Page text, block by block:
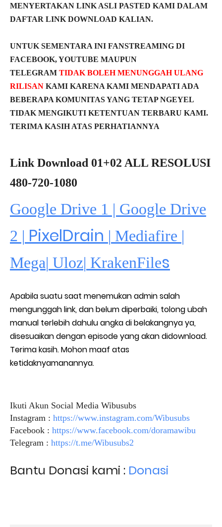
MENYERTAKAN LINK ASLI PASTED KAMI DALAM
DAFTAR LINK DOWNLOAD KALIAN.
UNTUK SEMENTARA INI FANSTREAMING DI
FACEBOOK, YOUTUBE MAUPUN
TELEGRAM TIDAK BOLEH MENUNGGAH ULANG
RILISAN KAMI KARENA KAMI MENDAPATI ADA
BEBERAPA KOMUNITAS YANG TETAP NGEYEL
TIDAK MENGIKUTI KETENTUAN TERBARU KAMI.
TERIMA KASIH ATAS PERHATIANNYA
Link Download 01+02 ALL RESOLUSI
480-720-1080
Google Drive 1 | Google Drive
2 | PixelDrain | Mediafire |
Mega| Uloz| KrakenFiles
Apabila suatu saat menemukan admin salah
mengunggah link, dan belum diperbaiki, tolong ubah
manual terlebih dahulu angka di belakangnya ya,
disesuaikan dengan episode yang akan didownload.
Terima kasih. Mohon maaf atas
ketidaknyamanannya.
Ikuti Akun Social Media Wibusubs
Instagram : https://www.instagram.com/Wibusubs
Facebook : https://www.facebook.com/doramawibu
Telegram : https://t.me/Wibusubs2
Bantu Donasi kami : Donasi